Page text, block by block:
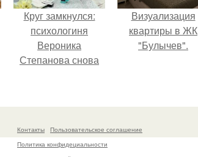
Круг замкнулся:
психологиня
Вероника
Степанова снова
бывшего мужа.
Визуализация
квартиры в ЖК
"Булычев".
Контакты
Пользовательское соглашение
Политика конфидециальности